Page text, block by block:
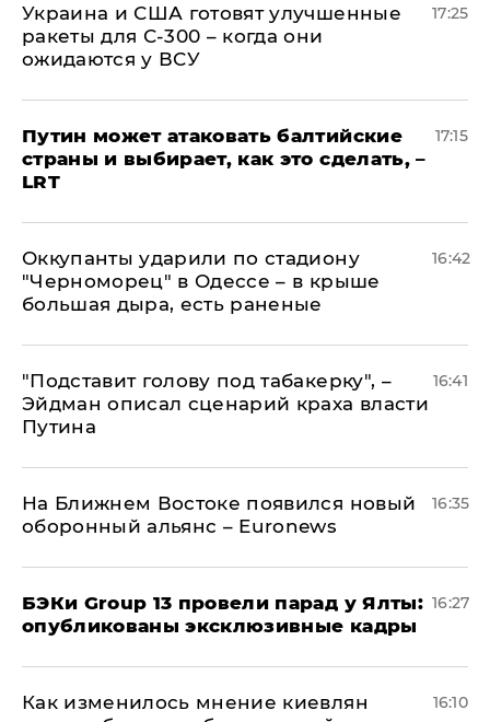
Украина и США готовят улучшенные
ракеты для С-300 – когда они
ожидаются у ВСУ
17:25
Путин может атаковать балтийские
страны и выбирает, как это сделать, –
LRT
17:15
Оккупанты ударили по стадиону
"Черноморец" в Одессе – в крыше
большая дыра, есть раненые
16:42
​"Подставит голову под табакерку", –
Эйдман описал сценарий краха власти
Путина
16:41
На Ближнем Востоке появился новый
оборонный альянс – Euronews
16:35
​БЭКи Group 13 провели парад у Ялты:
опубликованы эксклюзивные кадры
16:27
Как изменилось мнение киевлян
16:10